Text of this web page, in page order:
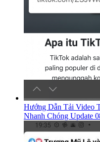
Hướng Dẫn Tải Video
Nhanh Chóng Update